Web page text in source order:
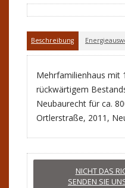
Beschreibung
Mehrfamilienhaus mit
rückwärtigem
Neubaurecht für ca.
Ortlerstraße, 2011,
NICHT DAS
SENDEN SIE